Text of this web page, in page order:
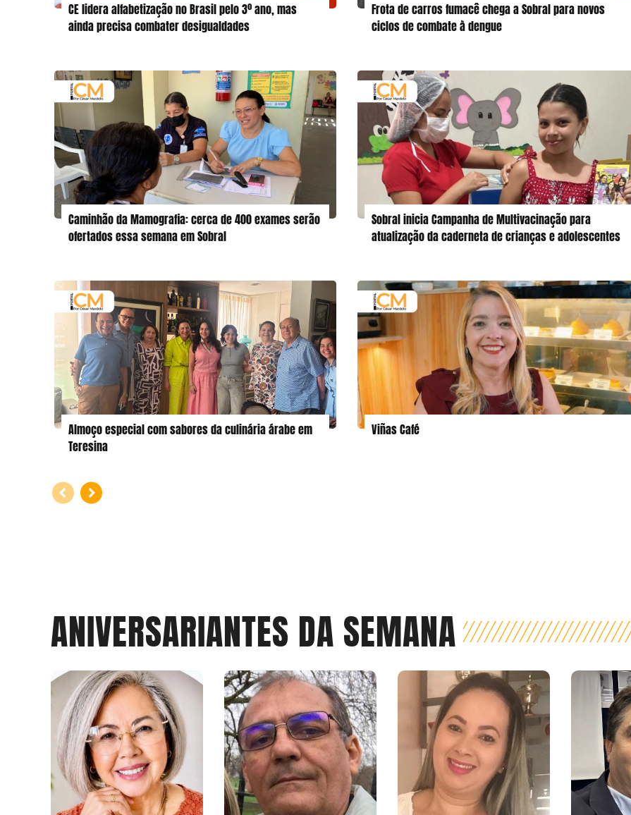
CE lidera alfabetização no Brasil pelo 3º ano, mas
ainda precisa combater desigualdades
Frota de carros fumacê chega a Sobral para novos
ciclos de combate à dengue
Caminhão da Mamografia: cerca de 400 exames serão
ofertados essa semana em Sobral
Sobral inicia Campanha de Multivacinação para
atualização da caderneta de crianças e adolescentes
Almoço especial com sabores da culinária árabe em
Teresina
Viñas Café
ANIVERSARIANTES DA SEMANA